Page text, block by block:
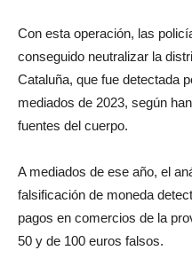
Con esta operación, las
conseguido neutralizar la
Cataluña, que fue detectada
mediados de 2023, según
fuentes del cuerpo.
A mediados de ese año, el
falsificación de moneda
pagos en comercios de la
50 y de 100 euros falsos.